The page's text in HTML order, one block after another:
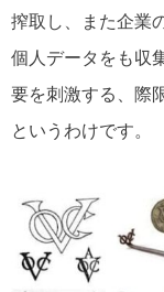
搾取し、また企業
個人データをも収
要を刺激する、際
というわけです。